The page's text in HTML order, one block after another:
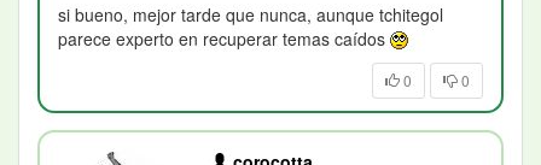
si bueno, mejor tarde que nunca, aunque tchitegol
parece experto en recuperar temas caídos
0 0